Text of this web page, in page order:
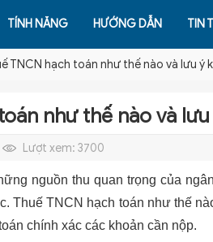
TÍNH NĂNG HƯỚNG DẪN TIN
TNCN hạch toán như thế nào và lưu ý
như thế nào và
Lượt xem: 3700
nguồn thu quan trọng của
Thuế TNCN hạch toán như thế
chính xác các khoản cần nộp.